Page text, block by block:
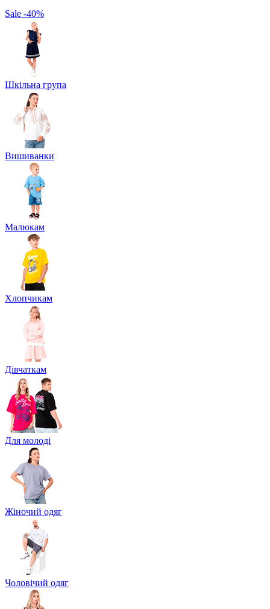
Sale -40%
Шкільна група
Вишиванки
Малюкам
Хлопчикам
Дівчаткам
Для молоді
Жіночий одяг
Чоловічий одяг